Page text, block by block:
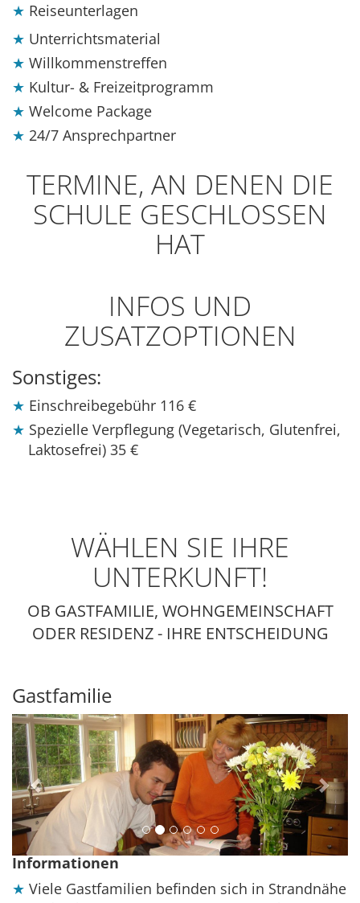
Reiseunterlagen
Unterrichtsmaterial
Willkommenstreffen
Kultur- & Freizeitprogramm
Welcome Package
24/7 Ansprechpartner
TERMINE, AN DENEN DIE
SCHULE GESCHLOSSEN
HAT
INFOS UND
ZUSATZOPTIONEN
Sonstiges:
Einschreibegebühr 116 €
Spezielle Verpflegung (Vegetarisch, Glutenfrei,
Laktosefrei) 35 €
WÄHLEN SIE IHRE
UNTERKUNFT!
OB GASTFAMILIE, WOHNGEMEINSCHAFT
ODER RESIDENZ - IHRE ENTSCHEIDUNG
Gastfamilie
Previous Next
Informationen
Viele Gastfamilien befinden sich in Strandnähe